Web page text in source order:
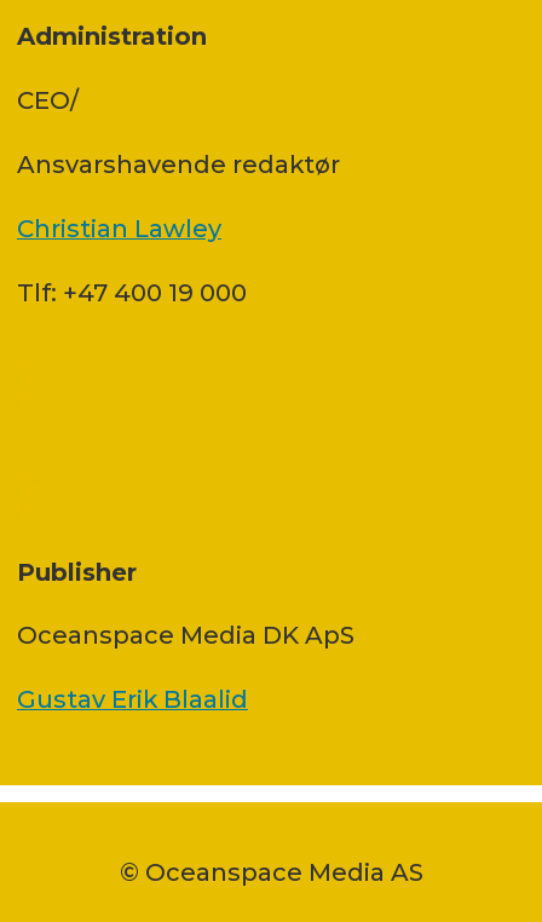
Administration
CEO/
Ansvars­havende redaktør
Christian Lawley
Tlf: +47 400 19 000
Publisher
Oceanspace Media DK ApS
Gustav Erik Blaalid
© Oceanspace Media AS